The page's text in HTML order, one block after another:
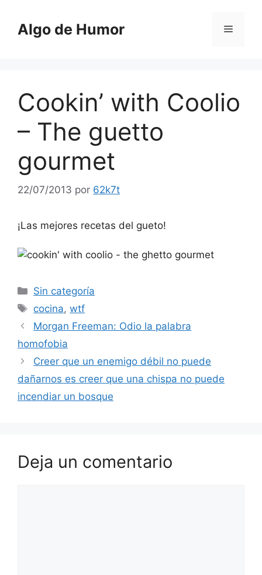
contenido
Algo de Humor Menú
Cookin’ with Coolio
– The guetto
gourmet
22/07/2013 por 62k7t
¡Las mejores recetas del gueto!
Categorías
Sin categoría
Etiquetas
cocina,wtf
Morgan Freeman: Odio la palabra
homofobia
Creer que un enemigo débil no puede
dañarnos es creer que una chispa no puede
incendiar un bosque
Deja un comentario